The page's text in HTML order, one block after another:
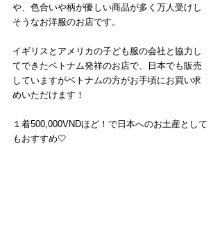
や、色合いや柄が優しい商品が多く万人受けし
そうなお洋服のお店です。
イギリスとアメリカの子ども服の会社と協力し
てできたベトナム発祥のお店で、日本でも販売
していますがベトナムの方がお手頃にお買い求
めいただけます！
１着500,000VNDほど！で日本へのお土産として
もおすすめ🤍